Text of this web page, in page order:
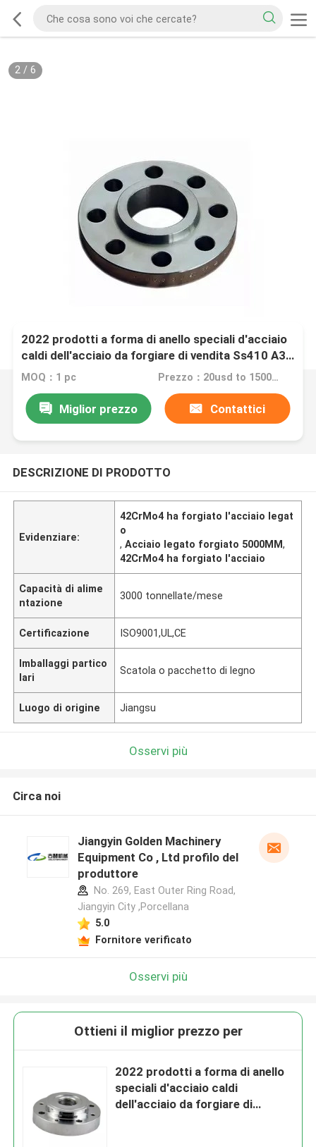
2/ 6
2022 prodotti a forma di anello speciali d'acciaio
caldi dell'acciaio da forgiare di vendita Ss410 A36
Q235
MOQ：1 pc Prezzo：20usd to 1500usd per piece
Miglior prezzo Contattici
DESCRIZIONE DI PRODOTTO
Evidenziare:
42CrMo4 ha forgiato l'acciaio legat
o
,Acciaio legato forgiato 5000MM,
42CrMo4 ha forgiato l'acciaio
Capacità di alime
ntazione
3000 tonnellate/mese
Certificazione ISO9001,UL,CE
Imballaggi partico
lari
Scatola o pacchetto di legno
Luogo di origine Jiangsu
Osservi più
Circa noi
Jiangyin Golden Machinery
Equipment Co , Ltd profilo del
produttore
No. 269, East Outer Ring Road,
Jiangyin City ,Porcellana
5.0
Fornitore verificato
Osservi più
Ottieni il miglior prezzo per
2022 prodotti a forma di anello
speciali d'acciaio caldi
dell'acciaio da forgiare di